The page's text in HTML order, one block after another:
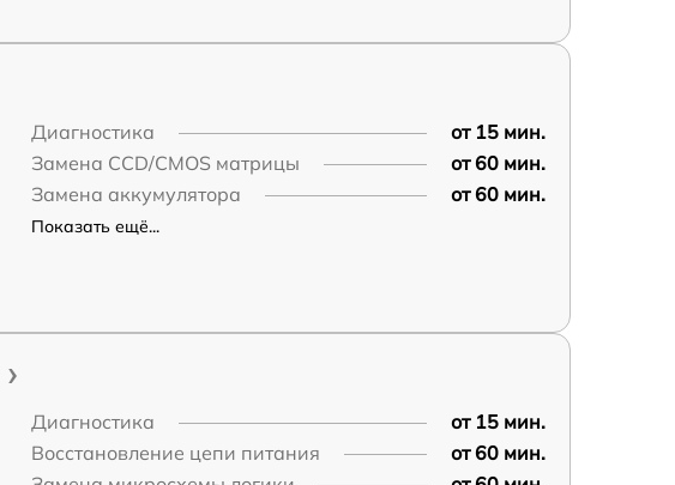
Диагностика
от 15 мин.
Замена CCD/CMOS матрицы
от 60 мин.
Замена аккумулятора
от 60 мин.
Показать ещё...
Диагностика
от 15 мин.
Восстановление цепи питания
от 60 мин.